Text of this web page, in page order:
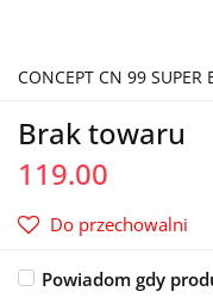
CONCEPT CN 99
Brak towaru
119.00
Do przechowalni
Powiadom gdy